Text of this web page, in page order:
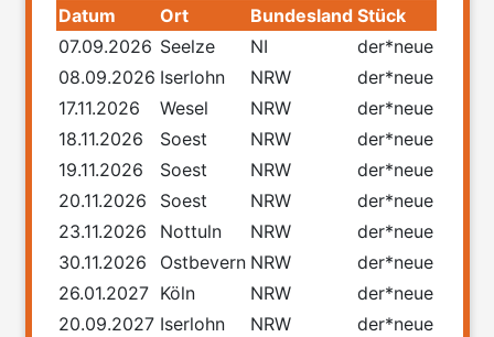
Datum Ort Bundesland Stück
07.09.2026 Seelze NI
der*neue
08.09.2026 Iserlohn NRW
der*neue
17.11.2026
Wesel NRW
der*neue
18.11.2026
Soest NRW
der*neue
19.11.2026
Soest NRW
der*neue
20.11.2026
Soest NRW
der*neue
23.11.2026
Nottuln NRW
der*neue
30.11.2026
Ostbevern NRW
der*neue
26.01.2027 Köln NRW
der*neue
20.09.2027 Iserlohn NRW der*neue